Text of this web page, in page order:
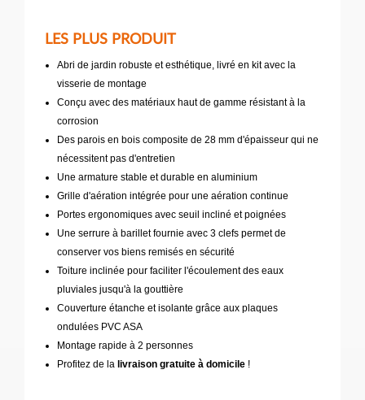
LES PLUS PRODUIT
Abri de jardin robuste et esthétique, livré en kit avec la
visserie de montage
Conçu avec des matériaux haut de gamme résistant à la
corrosion
Des parois en bois composite de 28 mm d'épaisseur qui ne
nécessitent pas d'entretien
Une armature stable et durable en aluminium
Grille d'aération intégrée pour une aération continue
Portes ergonomiques avec seuil incliné et poignées
Une serrure à barillet fournie avec 3 clefs permet de
conserver vos biens remisés en sécurité
Toiture inclinée pour faciliter l'écoulement des eaux
pluviales jusqu'à la gouttière
Couverture étanche et isolante grâce aux plaques
ondulées PVC ASA
Montage rapide à 2 personnes
Profitez de la livraison gratuite à domicile !